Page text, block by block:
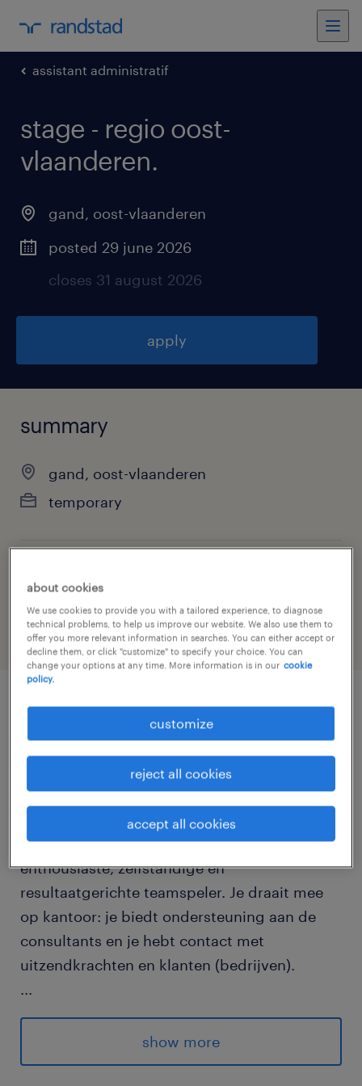
assistant administratif
stage - regio oost-
vlaanderen.
gand, oost-vlaanderen
posted 29 june 2026
closes 31 august 2026
apply
summary
gand, oost-vlaanderen
temporary
Voor verschillende kantoren in Oost-
Vlaanderen zijn wij op zoek naar stagiairs.
Als stagiair-consultant ben je een
enthousiaste, zelfstandige en
resultaatgerichte teamspeler. Je draait mee
op kantoor: je biedt ondersteuning aan de
consultants en je hebt contact met
uitzendkrachten en klanten (bedrijven).
...
Afhankelijk van je studierichting en
competenties stellen wij een takenpakket
samen dat bij jouw leerverwachtingen
show more
about cookies
We use cookies to provide you with a tailored experience, to diagnose
technical problems, to help us improve our website. We also use them to
offer you more relevant information in searches. You can either accept or
decline them, or click "customize" to specify your choice. You can
change your options at any time. More information is in our cookie
policy.
customize
reject all cookies
accept all cookies